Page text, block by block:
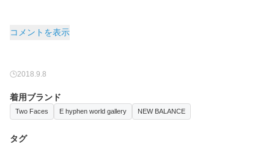
コメントを表示
2018.9.8
着用ブランド
Two Faces E hyphen world gallery NEW BALANCE
タグ